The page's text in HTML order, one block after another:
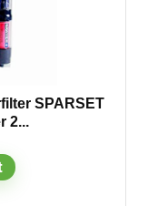
SPARSET
2...